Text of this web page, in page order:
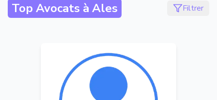
Top Avocats à Ales Filtrer